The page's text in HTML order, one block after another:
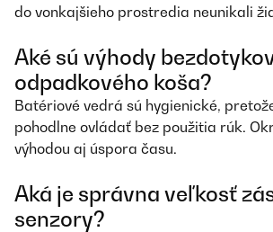
do vonkajšieho prostredia neunikali
Aké sú výhody
odpadkového koša?
Batériové vedrá sú hygienické,
pohodlne ovládať bez použitia rúk.
výhodou aj úspora času.
Aká je správna veľkosť
senzory?